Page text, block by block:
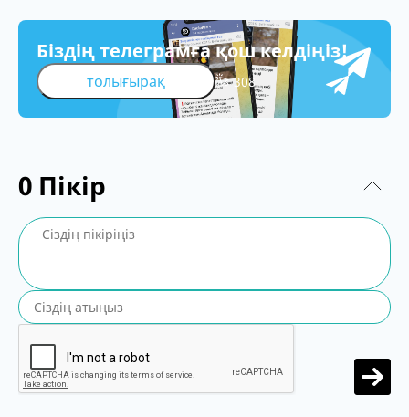
Біздің телеграмға қош келдіңіз!
толығырақ 308
0 Пікір